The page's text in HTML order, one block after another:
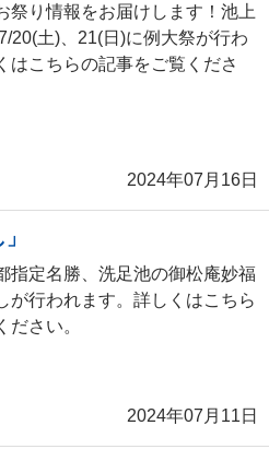
祭り情報をお届けします！池上
20(土)、21(日)に例大祭が行わ
はこちらの記事をご覧くださ
2024年07月16日
指定名勝、洗足池の御松庵妙福
が行われます。詳しくはこちら
ださい。
2024年07月11日